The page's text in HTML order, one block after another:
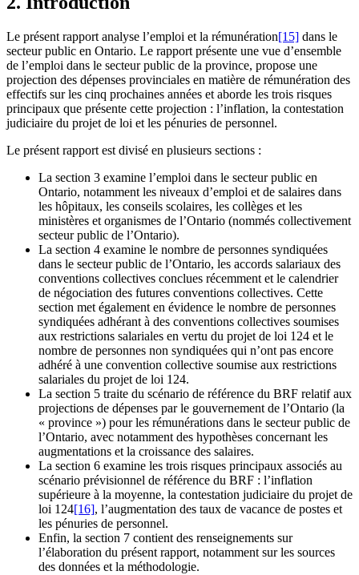
Le présent rapport analyse l’emploi et la rémunération[15] dans le
secteur public en Ontario. Le rapport présente une vue d’ensemble
de l’emploi dans le secteur public de la province, propose une
projection des dépenses provinciales en matière de rémunération des
effectifs sur les cinq prochaines années et aborde les trois risques
principaux que présente cette projection : l’inflation, la contestation
judiciaire du projet de loi et les pénuries de personnel.
Le présent rapport est divisé en plusieurs sections :
La section 3 examine l’emploi dans le secteur public en
Ontario, notamment les niveaux d’emploi et de salaires dans
les hôpitaux, les conseils scolaires, les collèges et les
ministères et organismes de l’Ontario (nommés collectivement
secteur public de l’Ontario).
La section 4 examine le nombre de personnes syndiquées
dans le secteur public de l’Ontario, les accords salariaux des
conventions collectives conclues récemment et le calendrier
de négociation des futures conventions collectives. Cette
section met également en évidence le nombre de personnes
syndiquées adhérant à des conventions collectives soumises
aux restrictions salariales en vertu du projet de loi 124 et le
nombre de personnes non syndiquées qui n’ont pas encore
adhéré à une convention collective soumise aux restrictions
salariales du projet de loi 124.
La section 5 traite du scénario de référence du BRF relatif aux
projections de dépenses par le gouvernement de l’Ontario (la
« province ») pour les rémunérations dans le secteur public de
l’Ontario, avec notamment des hypothèses concernant les
augmentations et la croissance des salaires.
La section 6 examine les trois risques principaux associés au
scénario prévisionnel de référence du BRF : l’inflation
supérieure à la moyenne, la contestation judiciaire du projet de
loi 124[16], l’augmentation des taux de vacance de postes et
les pénuries de personnel.
Enfin, la section 7 contient des renseignements sur
l’élaboration du présent rapport, notamment sur les sources
des données et la méthodologie.